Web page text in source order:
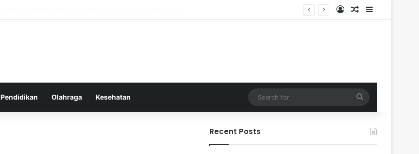
Log InRandom Article
Sidebar
Pendidikan Olahraga Kesehatan
for
Recent Posts